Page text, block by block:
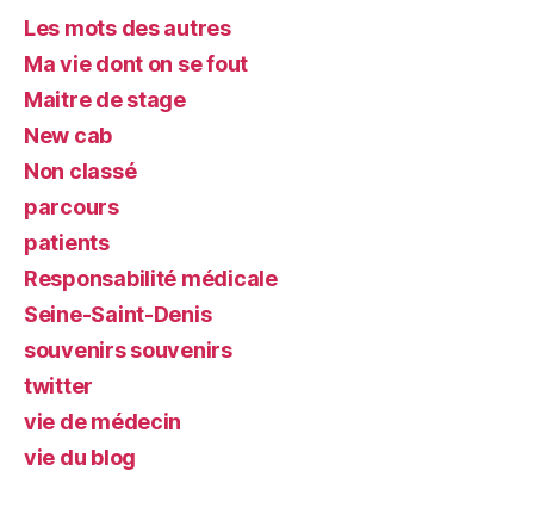
Les mots des autres
Ma vie dont on se fout
Maitre de stage
New cab
Non classé
parcours
patients
Responsabilité médicale
Seine-Saint-Denis
souvenirs souvenirs
twitter
vie de médecin
vie du blog